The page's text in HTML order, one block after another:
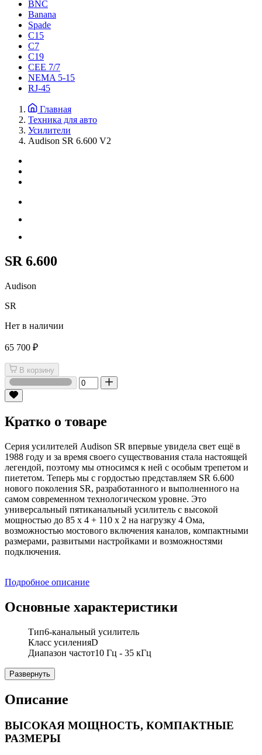
BNC
Banana
Spade
C15
С7
C19
CEE 7/7
NEMA 5-15
RJ-45
Главная
Техника для авто
Усилители
Audison SR 6.600 V2
SR 6.600
Audison
SR
Нет в наличии
65 700 ₽
В корзину
Кратко о товаре
Серия усилителей Audison SR впервые увидела свет ещё в
1988 году и за время своего существования стала настоящей
легендой, поэтому мы относимся к ней с особым трепетом и
пиететом. Теперь мы с гордостью представляем SR 6.600
нового поколения SR, разработанного и выполненного на
самом современном технологическом уровне. Это
универсальный пятиканальный усилитель с высокой
мощностью до 85 x 4 + 110 x 2 на нагрузку 4 Ома,
возможностью мостового включения каналов, компактными
размерами, развитыми настройками и возможностями
подключения.
Подробное описание
Основные характеристики
Тип6-канальный усилитель
Класс усиленияD
Диапазон частот10 Гц - 35 кГц
Развернуть
Описание
ВЫСОКАЯ МОЩНОСТЬ, КОМПАКТНЫЕ
РАЗМЕРЫ